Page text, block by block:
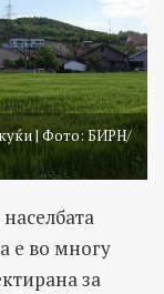
| Фото: БИРН/
е во многу
за